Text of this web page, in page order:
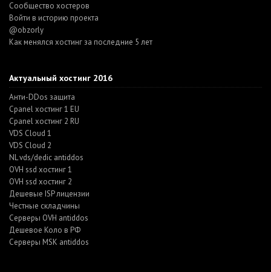
Cообщество хостеров
Войти в историю проекта
@obzorly
Как менялся хостинг за последние 5 лет
Актуальный хостинг 2016
Анти-DDos защита
Cpanel хостинг 1 EU
Cpanel хостинг 2 RU
VDS Cloud 1
VDS Cloud 2
NL vds/dedic antiddos
OVH ssd хостинг 1
OVH ssd хостинг 2
Дешевые ISP лицензии
Честные складчины
Серверы OVH antiddos
Дешевое Коло в РФ
Серверы MSK antiddos